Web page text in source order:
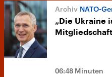
NATO-
„Die Ukraine
06:48 Minuten